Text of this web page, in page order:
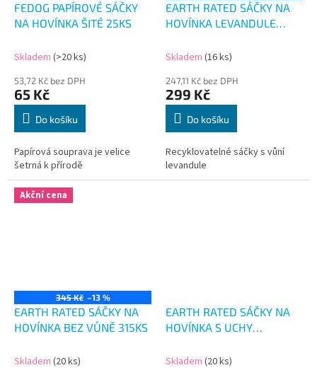
FEDOG PAPÍROVÉ SÁČKY
NA HOVÍNKA ŠITÉ 25KS
Skladem (>20 ks)
53,72 Kč bez DPH
65 Kč
Do košíku
Papírová souprava je velice
šetrná k přírodě
EARTH RATED SÁČKY NA
HOVÍNKA LEVANDULE
Skladem (16 ks)
247,11 Kč bez DPH
299 Kč
Do košíku
Recyklovatelné sáčky s vůní
levandule
Akční cena
345 Kč –13 %
EARTH RATED SÁČKY NA
HOVÍNKA BEZ VŮNĚ 315KS
Skladem (20 ks)
EARTH RATED SÁČKY NA
HOVÍNKA S UCHY
Skladem (20 ks)